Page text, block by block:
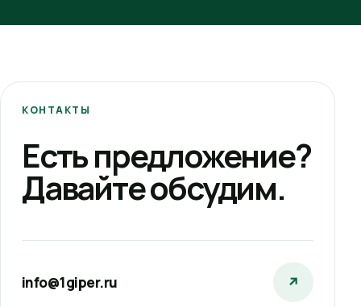
КОНТАКТЫ
Есть предложение?
Давайте обсудим.
info@1giper.ru ↗